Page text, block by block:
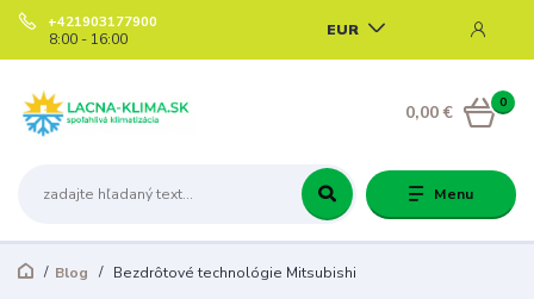
Menu
EUR
+421903177900
8:00 - 16:00
0
0,00 €
Blog Bezdrôtové technológie Mitsubishi